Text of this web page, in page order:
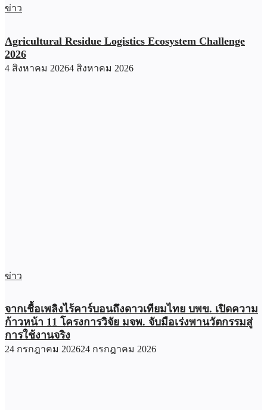
ข่าว
Agricultural Residue Logistics Ecosystem Challenge
2026
4 สิงหาคม 20264 สิงหาคม 2026
ข่าว
จากเชื้อเพลิงไร้คาร์บอนถึงดาวเทียมไทย บพข. เปิดความ
ก้าวหน้า 11 โครงการวิจัย มจพ. จับมือเร่งพานวัตกรรมสู่
การใช้งานจริง
24 กรกฎาคม 202624 กรกฎาคม 2026